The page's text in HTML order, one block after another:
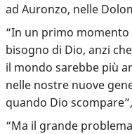
ad Auronzo, nelle
“In un primo
bisogno di Dio, anzi
il mondo sarebbe più
nelle nostre nuove
quando Dio
“Ma il grande